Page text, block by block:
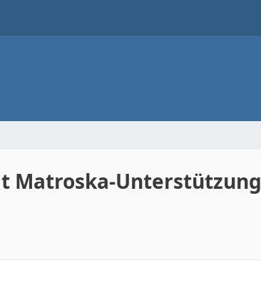
Matroska-Unterstützung